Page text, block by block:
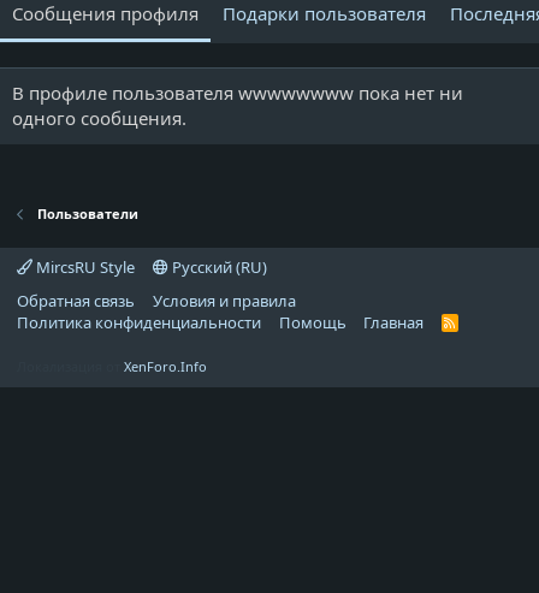
Сообщения профиля Подарки пользователя
В профиле пользователя wwwwwwww пока нет ни
одного сообщения.
Пользователи
MircsRU Style
Русский (RU)
Обратная связь
Условия и правила
Политика конфиденциальности
Помощь Главная
R
XenForo.Info